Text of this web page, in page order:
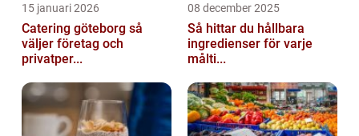
15 januari 2026
Catering göteborg så
väljer företag och
privatper...
08 december 2025
Så hittar du hållbara
ingredienser för varje
målti...